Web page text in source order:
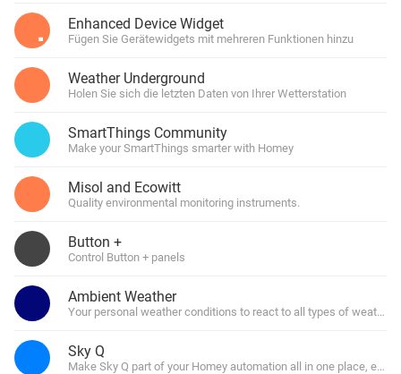
Enhanced Device Widget
Fügen Sie Gerätewidgets mit mehreren Funktionen hinzu
Weather Underground
Holen Sie sich die letzten Daten von Ihrer Wetterstation
SmartThings Community
Make your SmartThings smarter with Homey
Misol and Ecowitt
Quality environmental monitoring instruments.
Button +
Control Button + panels
Ambient Weather
Your personal weather conditions to react to all types of weather
Sky Q
Make Sky Q part of your Homey automation all in one place, easy